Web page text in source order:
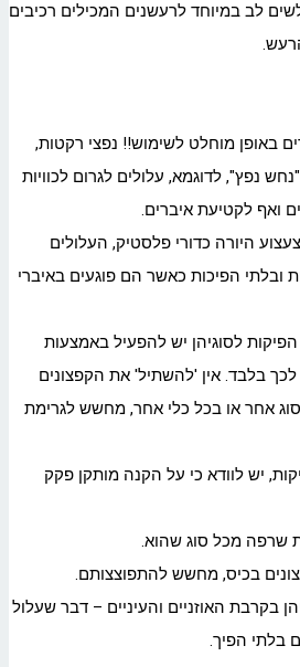
לב במיוחד לרעשנים המכילים רכיבים
באופן מוחלט לשימוש!! נפצי רקטות,
"נחש נפץ", לדוגמא, עלולים לגרום לכוויות
ואף לקטיעת איברים.
היורה כדורי פלסטיק, העלולים
ובלתי הפיכות כאשר הם פוגעים באיברי
הפיקות לסוגיהן יש להפעיל באמצעות
בלבד. אין 'להשתיל' את הקפצונים
אחר או בכל כלי אחר, מחשש לגרימת
יש לוודא כי על הקנה מותקן פקק
שרפה מכל סוג שהוא.
בכיס, מחשש להתפוצצותם.
בקרבת האוזניים והעיניים – דבר שעלול
בלתי הפיך.